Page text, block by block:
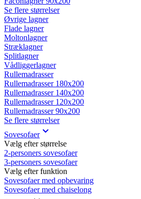
Se flere størrelser
Øvrige lagner
Flade lagner
Moltonlagner
Stræklagner
Splitlagner
Vådliggerlagner
Rullemadrasser
Rullemadrasser 180x200
Rullemadrasser 140x200
Rullemadrasser 120x200
Rullemadrasser 90x200
Se flere størrelser
Sovesofaer
Vælg efter størrelse
2-personers sovesofaer
3-personers sovesofaer
Vælg efter funktion
Sovesofaer med opbevaring
Sovesofaer med chaiselong